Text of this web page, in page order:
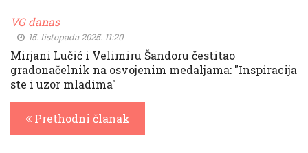
VG danas
15. listopada 2025. 11:20
Mirjani Lučić i Velimiru Šandoru čestitao
gradonačelnik na osvojenim medaljama: "Inspiracija
ste i uzor mladima"
Prethodni članak